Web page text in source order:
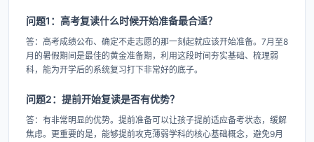
问题1：高考复读什么时候开始准备最合适？
答：高考成绩公布、确定不走志愿的那一刻起就应该开始准备。7月至8
月的暑假期间是最佳的黄金准备期，利用这段时间夯实基础、梳理弱
科，能为开学后的系统复习打下非常好的底子。
问题2：提前开始复读是否有优势？
答：有非常明显的优势。提前准备可以让孩子提前适应备考状态，缓解
焦虑。更重要的是，能够提前攻克薄弱学科的核心基础概念，避免9月